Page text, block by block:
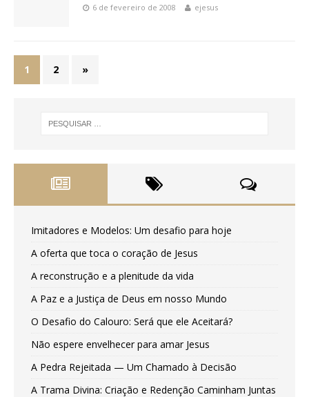
6 de fevereiro de 2008 ejesus
1 2 »
Imitadores e Modelos: Um desafio para hoje
A oferta que toca o coração de Jesus
A reconstrução e a plenitude da vida
A Paz e a Justiça de Deus em nosso Mundo
O Desafio do Calouro: Será que ele Aceitará?
Não espere envelhecer para amar Jesus
A Pedra Rejeitada — Um Chamado à Decisão
A Trama Divina: Criação e Redenção Caminham Juntas